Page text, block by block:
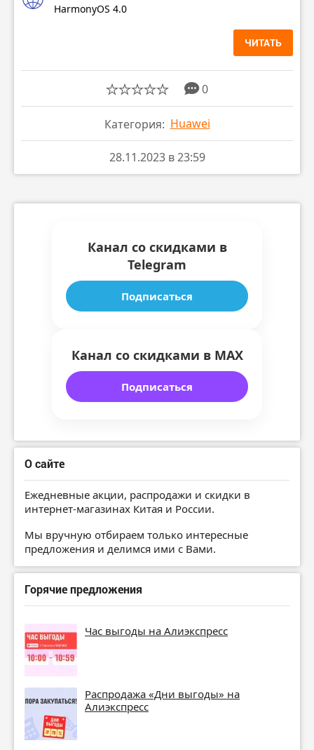
HarmonyOS 4.0
ЧИТАТЬ
0
Категория: Huawei
28.11.2023 в 23:59
Канал со скидками в
Telegram
Подписаться
Канал со скидками в MAX
Подписаться
О сайте
Ежедневные акции, распродажи и скидки в
интернет-магазинах Китая и России.
Мы вручную отбираем только интересные
предложения и делимся ими с Вами.
Горячие предложения
Час выгоды на Алиэкспресс
Распродажа «Дни выгоды» на
Алиэкспресс